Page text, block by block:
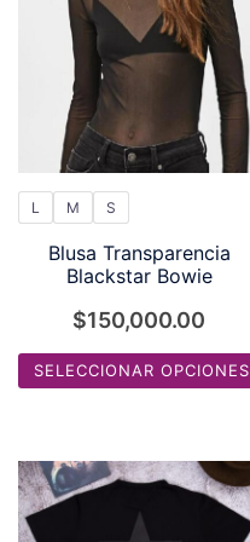
L M S
Blusa Transparencia
Blackstar Bowie
$150,000.00
SELECCIONAR OPCIONES